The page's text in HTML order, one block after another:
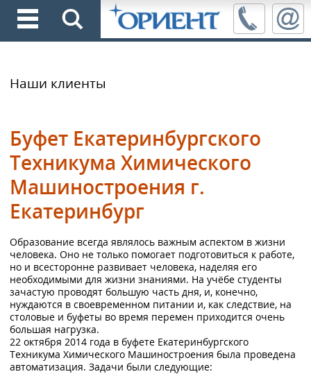
Наши клиенты
Буфет Екатеринбургского
Техникума Химического
Машиностроения г.
Екатеринбург
Образование всегда являлось важным аспектом в жизни
человека. Оно не только помогает подготовиться к работе,
но и всесторонне развивает человека, наделяя его
необходимыми для жизни знаниями. На учёбе студенты
зачастую проводят большую часть дня, и, конечно,
нуждаются в своевременном питании и, как следствие, на
столовые и буфеты во время перемен приходится очень
большая нагрузка.
22 октября 2014 года в буфете Екатеринбургского
Техникума Химического Машиностроения была проведена
автоматизация. Задачи были следующие: